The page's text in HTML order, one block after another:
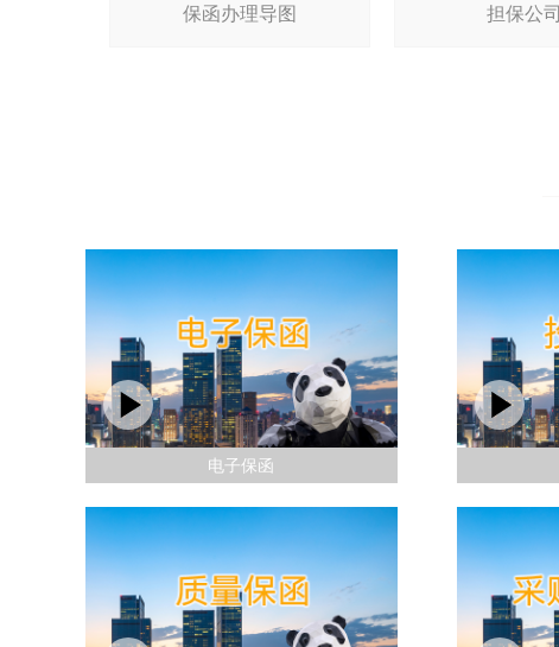
保函办理导图 担保公司
电子保函